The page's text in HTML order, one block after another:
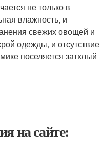
не только в
влажность, и
свежих овощей и
одежды, и отсутствие
поселяется затхлый
на сайте: